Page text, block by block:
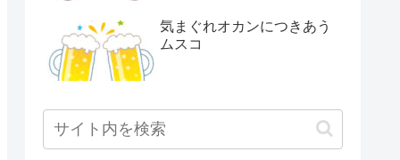
気まぐれオカンにつきあう
ムスコ